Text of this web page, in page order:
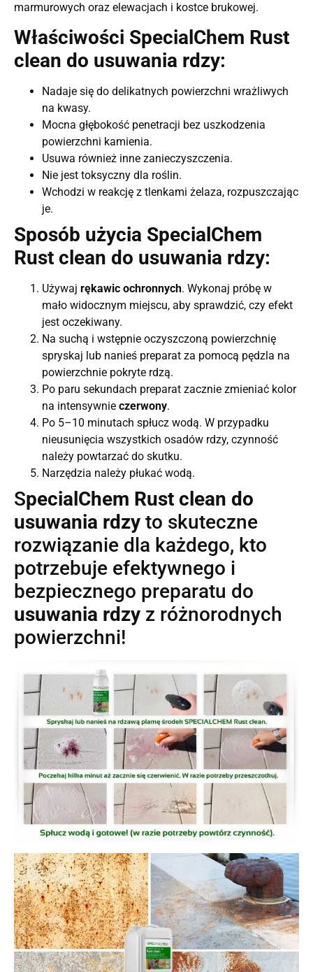
marmurowych oraz elewacjach i kostce brukowej.
Właściwości SpecialChem Rust
clean do usuwania rdzy:
Nadaje się do delikatnych powierzchni wrażliwych
na kwasy.
Mocna głębokość penetracji bez uszkodzenia
powierzchni kamienia.
Usuwa również inne zanieczyszczenia.
Nie jest toksyczny dla roślin.
Wchodzi w reakcję z tlenkami żelaza, rozpuszczając
je.
Sposób użycia SpecialChem
Rust clean do usuwania rdzy:
Używaj rękawic ochronnych. Wykonaj próbę w
mało widocznym miejscu, aby sprawdzić, czy efekt
jest oczekiwany.
Na suchą i wstępnie oczyszczoną powierzchnię
spryskaj lub nanieś preparat za pomocą pędzla na
powierzchnie pokryte rdzą.
Po paru sekundach preparat zacznie zmieniać kolor
na intensywnie czerwony.
Po 5–10 minutach spłucz wodą. W przypadku
nieusunięcia wszystkich osadów rdzy, czynność
należy powtarzać do skutku.
Narzędzia należy płukać wodą.
SpecialChem Rust clean do
usuwania rdzy to skuteczne
rozwiązanie dla każdego, kto
potrzebuje efektywnego i
bezpiecznego preparatu do
usuwania rdzy z różnorodnych
powierzchni!